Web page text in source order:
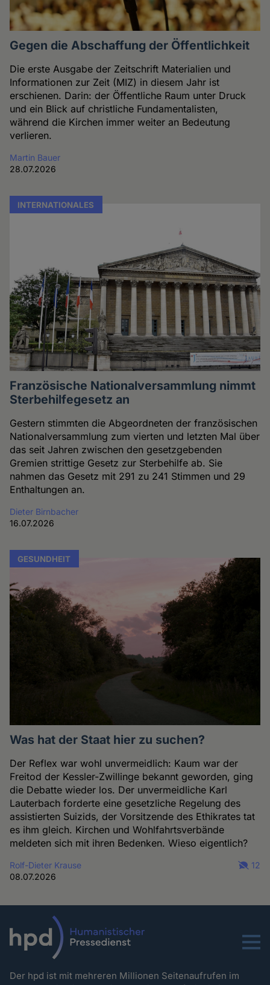
Gegen die Abschaffung der Öffentlichkeit
Die erste Ausgabe der Zeitschrift Materialien und
Informationen zur Zeit (MIZ) in diesem Jahr ist
erschienen. Darin: der Öffentliche Raum unter Druck
und ein Blick auf christliche Fundamentalisten,
während die Kirchen immer weiter an Bedeutung
verlieren.
Martin Bauer
28.07.2026
INTERNATIONALES
Französische Nationalversammlung nimmt
Sterbehilfegesetz an
Gestern stimmten die Abgeordneten der französischen
Nationalversammlung zum vierten und letzten Mal über
das seit Jahren zwischen den gesetzgebenden
Gremien strittige Gesetz zur Sterbehilfe ab. Sie
nahmen das Gesetz mit 291 zu 241 Stimmen und 29
Enthaltungen an.
Dieter Birnbacher
16.07.2026
GESUNDHEIT
Was hat der Staat hier zu suchen?
Der Reflex war wohl unvermeidlich: Kaum war der
Freitod der Kessler-Zwillinge bekannt geworden, ging
die Debatte wieder los. Der unvermeidliche Karl
Lauterbach forderte eine gesetzliche Regelung des
assistierten Suizids, der Vorsitzende des Ethikrates tat
es ihm gleich. Kirchen und Wohlfahrtsverbände
meldeten sich mit ihren Bedenken. Wieso eigentlich?
Rolf-Dieter Krause
08.07.2026
12
Menu
Der hpd ist mit mehreren Millionen Seitenaufrufen im